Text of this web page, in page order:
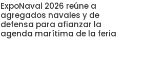
ExpoNaval 2026 reúne a
agregados navales y de
defensa para afianzar la
agenda marítima de la feria